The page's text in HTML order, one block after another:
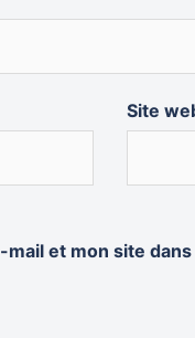
Site
et mon site